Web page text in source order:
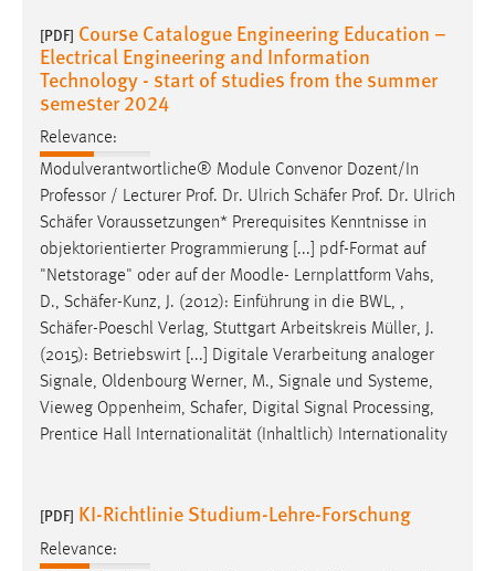
[PDF] Course Catalogue Engineering Education –
Electrical Engineering and Information
Technology - start of studies from the summer
semester 2024
Relevance:
Modulverantwortliche® Module Convenor Dozent/In
Professor / Lecturer Prof. Dr. Ulrich Schäfer Prof. Dr. Ulrich
Schäfer Voraussetzungen* Prerequisites Kenntnisse in
objektorientierter Programmierung [...] pdf-Format auf
"Netstorage" oder auf der Moodle- Lernplattform Vahs,
D., Schäfer-Kunz, J. (2012): Einführung in die BWL, ,
Schäfer-Poeschl Verlag, Stuttgart Arbeitskreis Müller, J.
(2015): Betriebswirt [...] Digitale Verarbeitung analoger
Signale, Oldenbourg Werner, M., Signale und Systeme,
Vieweg Oppenheim, Schafer, Digital Signal Processing,
Prentice Hall Internationalität (Inhaltlich) Internationality
[PDF] KI-Richtlinie Studium-Lehre-Forschung
Relevance: